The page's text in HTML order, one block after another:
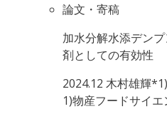
論文・寄稿
加水分解水添デン
剤としての有効性
2024.12 木村雄輝
1)物産フードサイ